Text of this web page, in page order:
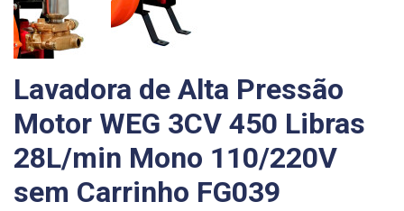
Lavadora de Alta Pressão
Motor WEG 3CV 450 Libras
28L/min Mono 110/220V
sem Carrinho FG039